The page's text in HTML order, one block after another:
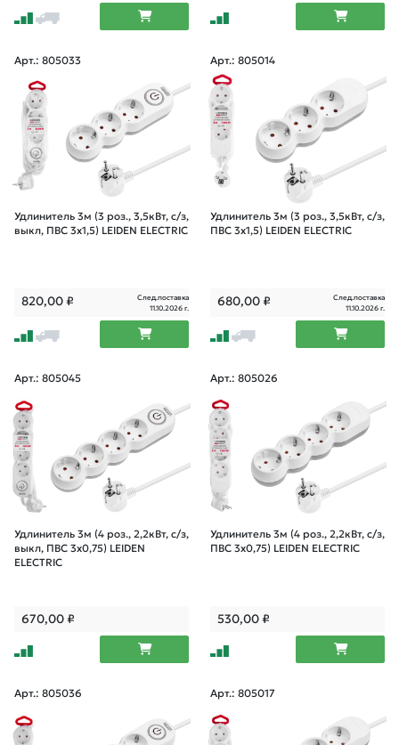
Арт.: 805033
Удлинитель 3м (3 роз., 3,5кВт, с/з,
выкл, ПВС 3х1,5) LEIDEN ELECTRIC
820,00₽
След.поставка
11.10.2026 г.
Арт.: 805014
Удлинитель 3м (3 роз., 3,5кВт, с/з,
ПВС 3х1,5) LEIDEN ELECTRIC
680,00₽
След.поставка
11.10.2026 г.
Арт.: 805045
Удлинитель 3м (4 роз., 2,2кВт, с/з,
выкл, ПВС 3х0,75) LEIDEN
ELECTRIC
670,00₽
Арт.: 805026
Удлинитель 3м (4 роз., 2,2кВт, с/з,
ПВС 3х0,75) LEIDEN ELECTRIC
530,00₽
Арт.: 805036 Арт.: 805017